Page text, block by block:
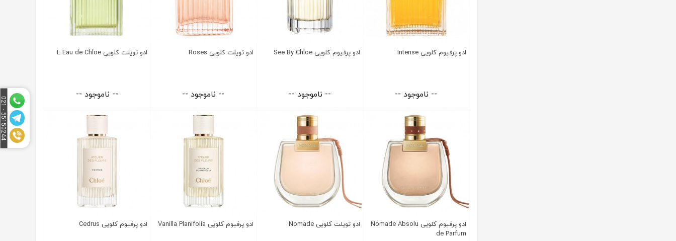
ادو پرفیوم کلویی Intense
-- ناموجود --
ادو پرفیوم کلویی See By Chloe
-- ناموجود --
ادو تویلت کلویی Roses
-- ناموجود --
ادو تویلت کلویی L Eau de Chloe
-- ناموجود --
ادو پرفیوم کلویی Nomade Absolu
de Parfum
ادو تویلت کلویی Nomade ادو پرفیوم کلویی Vanilla Planifolia ادو پرفیوم کلویی Cedrus